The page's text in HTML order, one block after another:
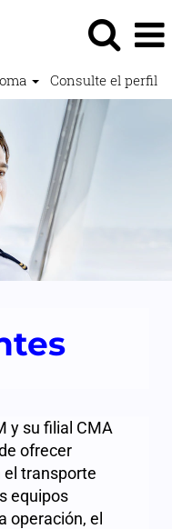
Consulte el perfil
y su filial CMA
ofrecer
el transporte
equipos
operación, el